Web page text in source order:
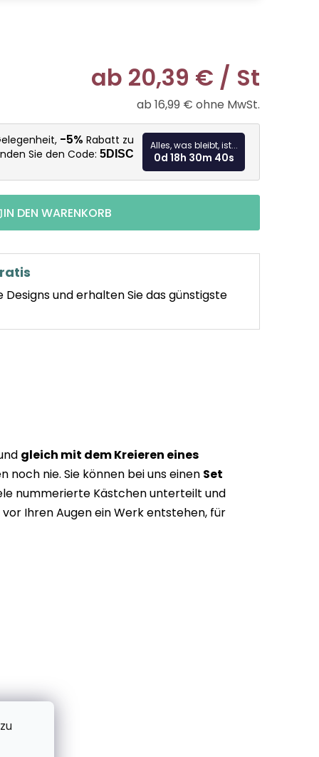
ab 20,39 € / St
ab 16,99 € ohne MwSt.
-5% Rabatt zu
Sie den Code: 5DISC
Alles, was bleibt, ist...
0d 18h 30m 39s
IN DEN WARENKORB
Designs und erhalten Sie das günstigste
gleich mit dem Kreieren eines
noch nie. Sie können bei uns einen Set
nummerierte Kästchen unterteilt und
Ihren Augen ein Werk entstehen, für